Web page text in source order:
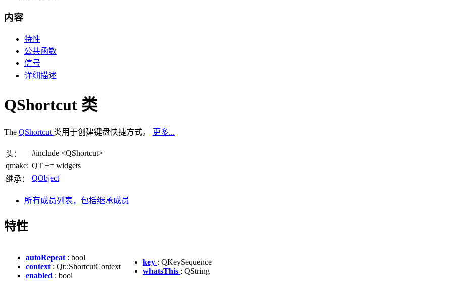
内容
特性
公共函数
信号
详细描述
QShortcut 类
The QShortcut 类用于创建键盘快捷方式。 更多...
头：
#include <QShortcut>
qmake: QT += widgets
继承：
QObject
所有成员列表，包括继承成员
特性
autoRepeat : bool
context : Qt::ShortcutContext
enabled : bool
key : QKeySequence
whatsThis : QString